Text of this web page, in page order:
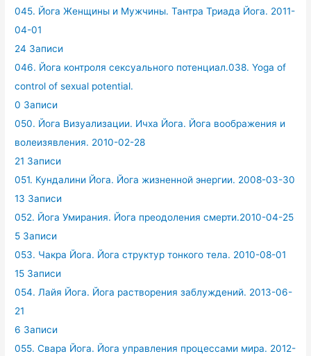
045. Йога Женщины и Мужчины. Тантра Триада Йога. 2011-
04-01
24 Записи
046. Йога контроля сексуального потенциал.038. Yoga of
control of sexual potential.
0 Записи
050. Йога Визуализации. Ичха Йога. Йога воображения и
волеизявления. 2010-02-28
21 Записи
051. Кундалини Йога. Йога жизненной энергии. 2008-03-30
13 Записи
052. Йога Умирания. Йога преодоления смерти.2010-04-25
5 Записи
053. Чакра Йога. Йога структур тонкого тела. 2010-08-01
15 Записи
054. Лайя Йога. Йога растворения заблуждений. 2013-06-
21
6 Записи
055. Свара Йога. Йога управления процессами мира. 2012-